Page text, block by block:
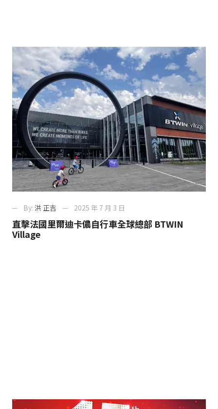
By: 洪 正吉 2025 年 7 月 3 日
直擊法國里爾迪卡儂自行車全球總部 BTWIN
Village